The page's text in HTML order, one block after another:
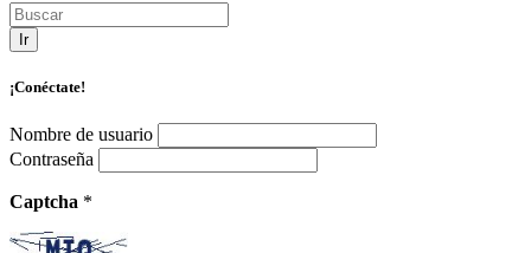
Ir
¡Conéctate!
Nombre de usuario
Contraseña
Captcha *